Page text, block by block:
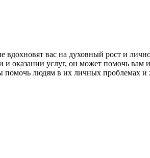
вас на духовный рост и
оказании услуг, он может помочь
помочь людям в их личных проблемах